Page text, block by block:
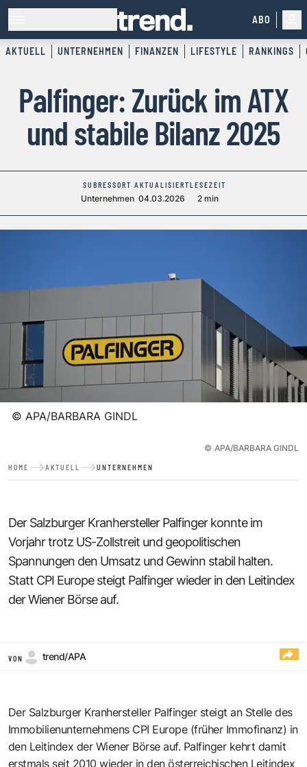
ABO
AKTUELL UNTERNEHMEN FINANZEN LIFESTYLE RANKINGS
Palfinger: Zurück im ATX
und stabile Bilanz 2025
SUBRESSORT
Unternehmen
AKTUALISIERT
04.03.2026
LESEZEIT
2 min
© APA/BARBARA GINDL
© APA/BARBARA GINDL
HOME AKTUELL UNTERNEHMEN
Der Salzburger Kranhersteller Palfinger konnte im
Vorjahr trotz US-Zollstreit und geopolitischen
Spannungen den Umsatz und Gewinn stabil halten.
Statt CPI Europe steigt Palfinger wieder in den Leitindex
der Wiener Börse auf.
VON trend/APA
Der Salzburger Kranhersteller Palfinger steigt an Stelle des
Immobilienunternehmens CPI Europe (früher Immofinanz) in
den Leitindex der Wiener Börse auf. Palfinger kehrt damit
erstmals seit 2010 wieder in den österreichischen Leitindex